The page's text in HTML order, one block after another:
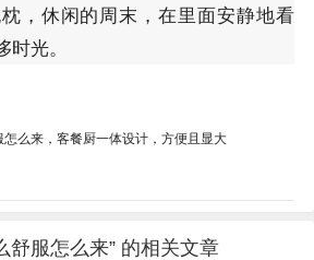
，休闲的周末，在里面安静地看
光。
么来，客餐厨一体设计，方便且显大
舒服怎么来” 的相关文章